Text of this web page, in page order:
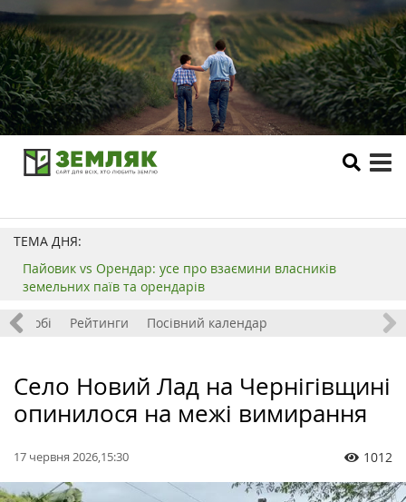
ТЕМА ДНЯ:
Пайовик vs Орендар: усе про взаємини власників
земельних паїв та орендарів
і хобі Рейтинги Посівний календар
Село Новий Лад на Чернігівщині
опинилося на межі вимирання
17 червня 2026,15:30 1012